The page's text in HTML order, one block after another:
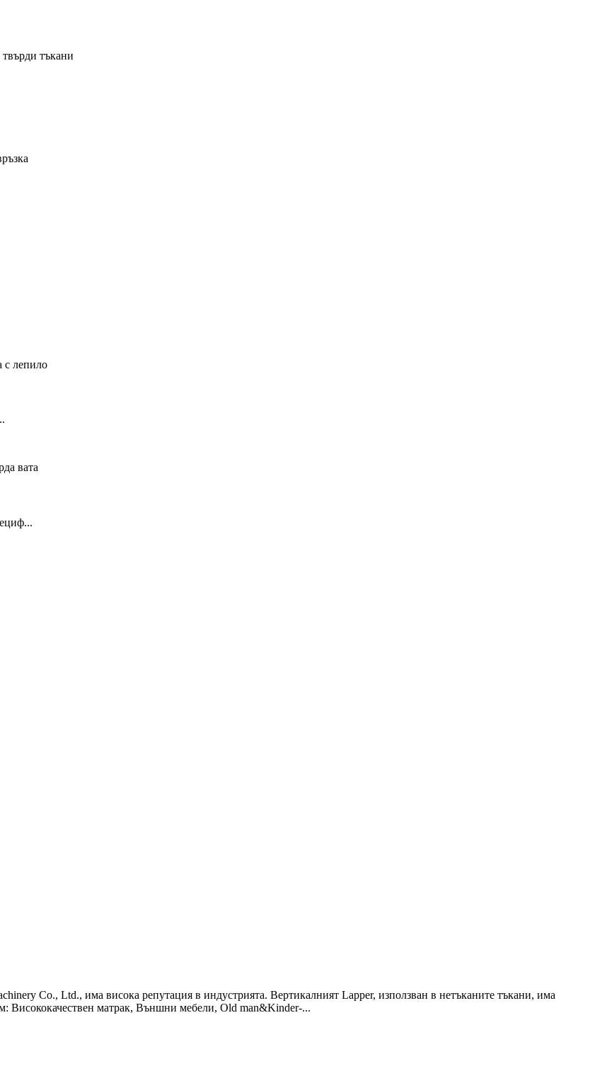
Co., Ltd., има висока репутация в индустрията. Вертикалният Lapper, използван в нетъканите тъкани, има
Висококачествен матрак, Външни мебели, Old man&Kinder-...